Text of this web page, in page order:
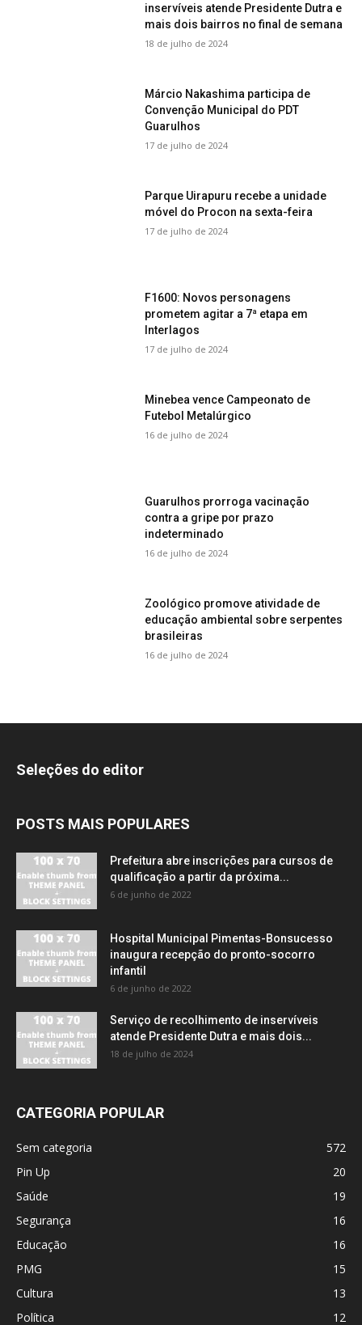
inservíveis atende Presidente Dutra e
mais dois bairros no final de semana
18 de julho de 2024
Márcio Nakashima participa de
Convenção Municipal do PDT
Guarulhos
17 de julho de 2024
Parque Uirapuru recebe a unidade
móvel do Procon na sexta-feira
17 de julho de 2024
F1600: Novos personagens
prometem agitar a 7ª etapa em
Interlagos
17 de julho de 2024
Minebea vence Campeonato de
Futebol Metalúrgico
16 de julho de 2024
Guarulhos prorroga vacinação
contra a gripe por prazo
indeterminado
16 de julho de 2024
Zoológico promove atividade de
educação ambiental sobre serpentes
brasileiras
16 de julho de 2024
Seleções do editor
POSTS MAIS POPULARES
Prefeitura abre inscrições para cursos de
qualificação a partir da próxima...
6 de junho de 2022
Hospital Municipal Pimentas-Bonsucesso
inaugura recepção do pronto-socorro
infantil
6 de junho de 2022
Serviço de recolhimento de inservíveis
atende Presidente Dutra e mais dois...
18 de julho de 2024
CATEGORIA POPULAR
Sem categoria
572
Pin Up
20
Saúde
19
Segurança
16
Educação
16
PMG
15
Cultura
13
Política
12